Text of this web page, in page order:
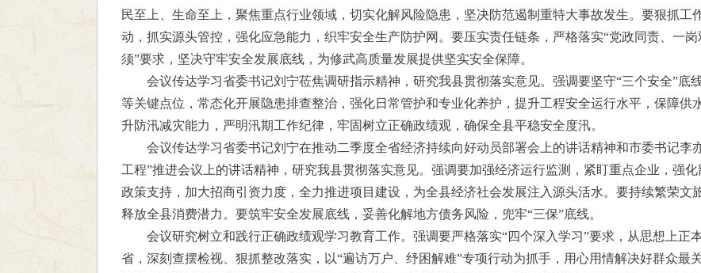
民至上、生命至上，聚焦重点行业领域，切实化解风险隐患，坚决防范遏制重特大事故发生。要狠抓工
动，抓实源头管控，强化应急能力，织牢安全生产防护网。要压实责任链条，严格落实“党政同责、一
须”要求，坚决守牢安全发展底线，为修武高质量发展提供坚实安全保障。
会议传达学习省委书记刘宁莅焦调研指示精神，研究我县贯彻落实意见。强调要坚守“三个安全”底
等关键点位，常态化开展隐患排查整治，强化日常管护和专业化养护，提升工程安全运行水平，保障供
升防汛减灾能力，严明汛期工作纪律，牢固树立正确政绩观，确保全县平稳安全度汛。
会议传达学习省委书记刘宁在推动二季度全省经济持续向好动员部署会上的讲话精神和市委书记李
工程”推进会议上的讲话精神，研究我县贯彻落实意见。强调要加强经济运行监测，紧盯重点企业，强
政策支持，加大招商引资力度，全力推进项目建设，为全县经济社会发展注入源头活水。要持续繁荣文
释放全县消费潜力。要筑牢安全发展底线，妥善化解地方债务风险，兜牢“三保”底线。
会议研究树立和践行正确政绩观学习教育工作。强调要严格落实“四个深入学习”要求，从思想上正
省，深刻查摆检视、狠抓整改落实，以“遍访万户、纾困解难”专项行动为抓手，用心用情解决好群众最